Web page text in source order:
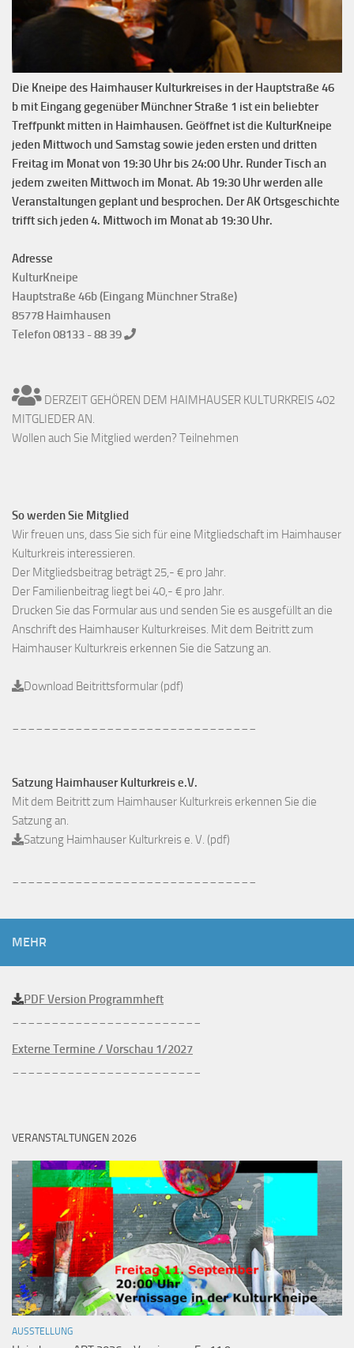
Die Kneipe des Haimhauser Kulturkreises in der Hauptstraße 46
b mit Eingang gegenüber Münchner Straße 1 ist ein beliebter
Treffpunkt mitten in Haimhausen. Geöffnet ist die KulturKneipe
jeden Mittwoch und Samstag sowie jeden ersten und dritten
Freitag im Monat von 19:30 Uhr bis 24:00 Uhr. Runder Tisch an
jedem zweiten Mittwoch im Monat. Ab 19:30 Uhr werden alle
Veranstaltungen geplant und besprochen. Der AK Ortsgeschichte
trifft sich jeden 4. Mittwoch im Monat ab 19:30 Uhr.
Adresse
KulturKneipe
Hauptstraße 46b (Eingang Münchner Straße)
85778 Haimhausen
Telefon 08133 - 88 39
DERZEIT GEHÖREN DEM HAIMHAUSER KULTURKREIS 402
MITGLIEDER AN.
Wollen auch Sie Mitglied werden? Teilnehmen
So werden Sie Mitglied
Wir freuen uns, dass Sie sich für eine Mitgliedschaft im Haimhauser
Kulturkreis interessieren.
Der Mitgliedsbeitrag beträgt 25,- € pro Jahr.
Der Familienbeitrag liegt bei 40,- € pro Jahr.
Drucken Sie das Formular aus und senden Sie es ausgefüllt an die
Anschrift des Haimhauser Kulturkreises. Mit dem Beitritt zum
Haimhauser Kulturkreis erkennen Sie die Satzung an.
Download Beitrittsformular (pdf)
Satzung Haimhauser Kulturkreis e.V.
Mit dem Beitritt zum Haimhauser Kulturkreis erkennen Sie die
Satzung an.
Satzung Haimhauser Kulturkreis e. V. (pdf)
MEHR
PDF Version Programmheft
Externe Termine / Vorschau 1/2027
VERANSTALTUNGEN 2026
AUSSTELLUNG